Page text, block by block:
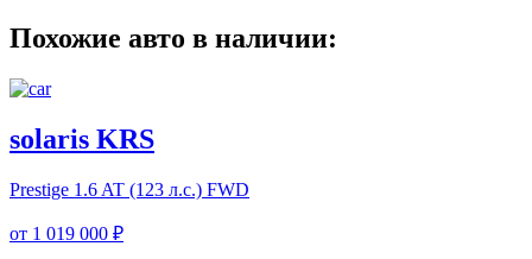
Похожие авто в наличии:
solaris KRS
Prestige 1.6 AT (123 л.с.) FWD
от 1 019 000 ₽